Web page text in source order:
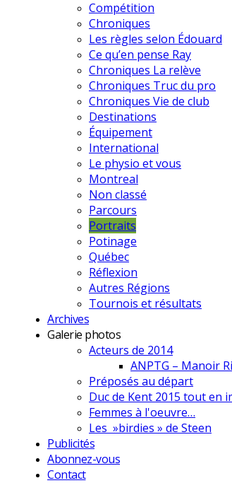
Compétition
Chroniques
Les règles selon Édouard
Ce qu’en pense Ray
Chroniques La relève
Chroniques Truc du pro
Chroniques Vie de club
Destinations
Équipement
International
Le physio et vous
Montreal
Non classé
Parcours
Portraits
Potinage
Québec
Réflexion
Autres Régions
Tournois et résultats
Archives
Galerie photos
Acteurs de 2014
ANPTG – Manoir
Préposés au départ
Duc de Kent 2015 tout en
Femmes à l'oeuvre…
Les »birdies » de Steen
Publicités
Abonnez-vous
Contact